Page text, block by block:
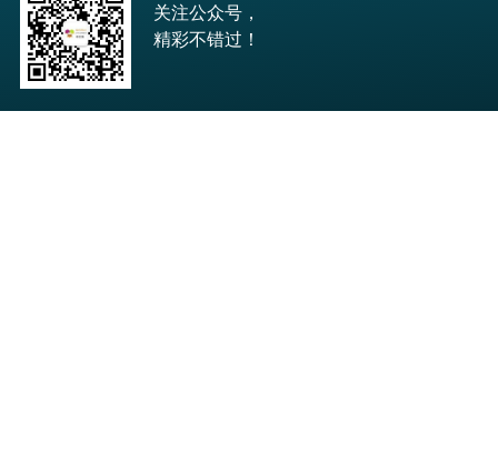
关注公众号，
精彩不错过！